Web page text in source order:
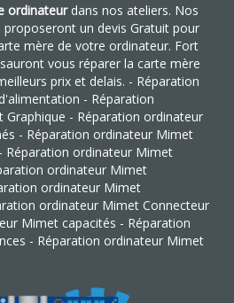
ordinateurdans nos ateliers. Nos
un devis Gratuit pour
mère de votre ordinateur. Fort
vous réparer la carte mère
prix et delais. - Réparation
- Réparation
- Réparation ordinateur
- Réparation ordinateur Mimet
Réparation ordinateur Mimet
ordinateur Mimet
ordinateur Mimet
ordinateur Mimet Connecteur
Mimet capacités - Réparation
- Réparation ordinateur Mimet